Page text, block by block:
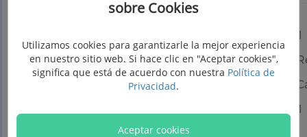
Renovación automática
Cancelar en cualquier tiempo
sobre Cookies
Utilizamos cookies para garantizarle la mejor experiencia
en nuestro sitio web. Si hace clic en "Aceptar cookies",
significa que está de acuerdo con nuestra Política de
Privacidad.
Aceptar cookies